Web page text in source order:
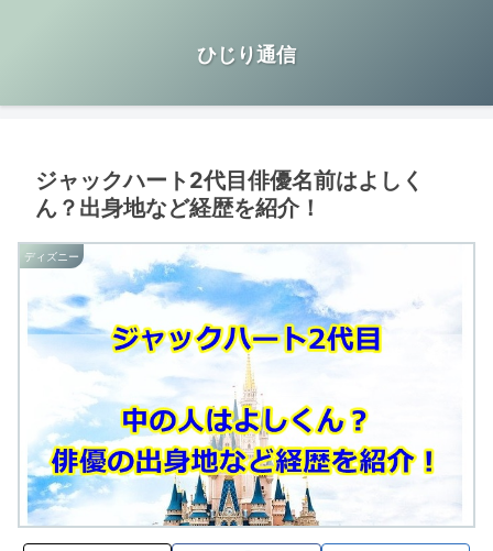
ひじり通信
ジャックハート2代目俳優名前はよしく
ん？出身地など経歴を紹介！
ディズニー